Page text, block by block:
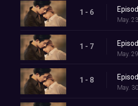
1 - 6
May.
1 - 7
May.
1 - 8
May.